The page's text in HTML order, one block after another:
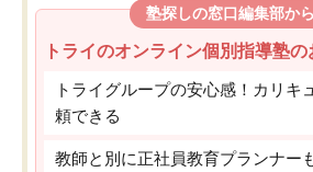
塾探しの窓口編集部か
トライのオンライン個別指導塾
トライグループの安心感！カリキ
頼できる
教師と別に正社員教育プランナー